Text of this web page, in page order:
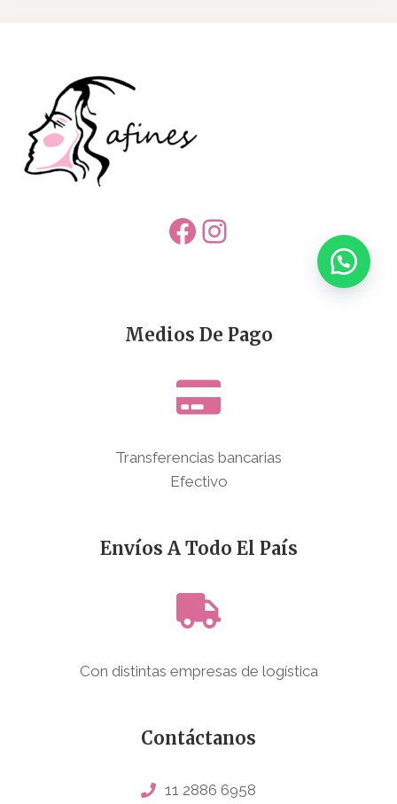
Facebook
Instagram
Medios De Pago
Transferencias bancarias
Efectivo
Envíos A Todo El País
Con distintas empresas de logística
Contáctanos
11 2886 6958